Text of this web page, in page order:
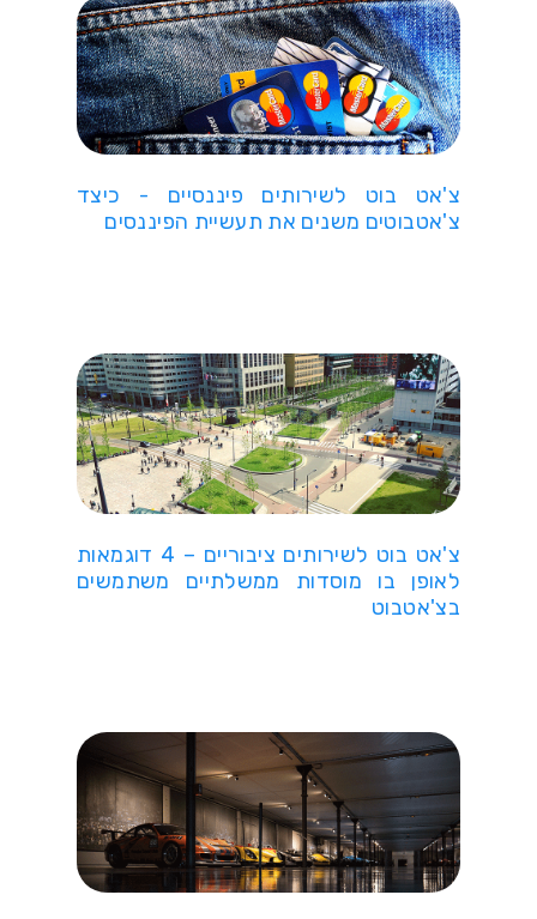
צ'אט בוט לשירותים פיננסיים - כיצד
צ'אטבוטים משנים את תעשיית הפיננסים
צ'אט בוט לשירותים ציבוריים – 4 דוגמאות
לאופן בו מוסדות ממשלתיים משתמשים
בצ'אטבוט